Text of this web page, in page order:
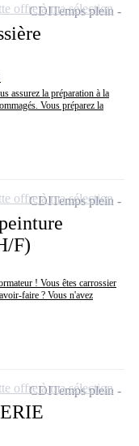
assurez la préparation à la
Vous préparez la
CDITemps plein
offre à ma sélection
F)
! Vous êtes carrossier
faire ? Vous n'avez
CDITemps plein
offre à ma sélection
CDITemps plein
offre à ma sélection